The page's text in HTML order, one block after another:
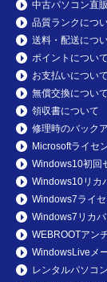
中古パソコン直
品質ランクにつ
送料・配送につ
ポイントについて
お支払いについて
無償交換について
領収書について
修理時のバック
Microsoftライセ
Windows10初回
Windows10リカ
Windows7ライ
Windows7リカ
WEBROOTアン
WindowsLiveメ
レンタルパソコ